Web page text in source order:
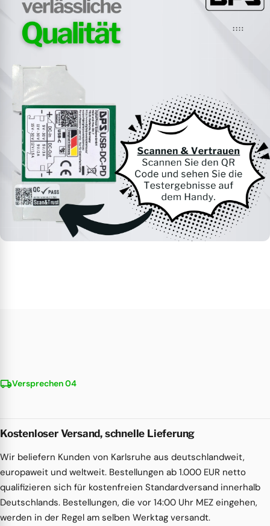
local_shippingVersprechen 04
Kostenloser Versand, schnelle Lieferung
Wir beliefern Kunden von Karlsruhe aus deutschlandweit,
europaweit und weltweit. Bestellungen ab 1.000 EUR netto
qualifizieren sich für kostenfreien Standardversand innerhalb
Deutschlands. Bestellungen, die vor 14:00 Uhr MEZ eingehen,
werden in der Regel am selben Werktag versandt.